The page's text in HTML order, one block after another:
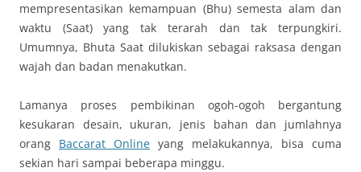
mempresentasikan kemampuan (Bhu) semesta alam dan
waktu (Saat) yang tak terarah dan tak terpungkiri.
Umumnya, Bhuta Saat dilukiskan sebagai raksasa dengan
wajah dan badan menakutkan.
Lamanya proses pembikinan ogoh-ogoh bergantung
kesukaran desain, ukuran, jenis bahan dan jumlahnya
orang Baccarat Online yang melakukannya, bisa cuma
sekian hari sampai beberapa minggu.